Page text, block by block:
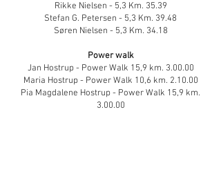
Rikke Nielsen - 5,3 Km. 35.39
Stefan G. Petersen - 5,3 Km. 39.48
Søren Nielsen - 5,3 Km. 34.18
Power walk
Jan Hostrup - Power Walk 15,9 km. 3.00.00
Maria Hostrup - Power Walk 10,6 km. 2.10.00
Pia Magdalene Hostrup - Power Walk 15,9 km.
3.00.00